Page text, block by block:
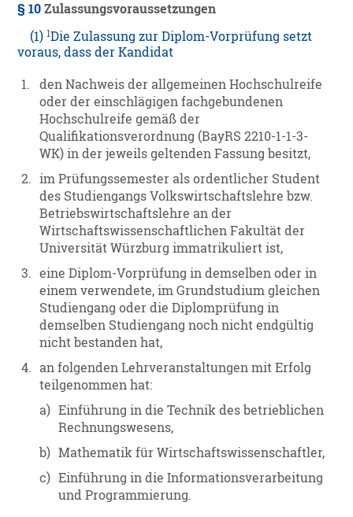
§ 10 Zulassungsvoraussetzungen
(1)1Die Zulassung zur Diplom-Vorprüfung setzt
voraus, dass der Kandidat
1.
den Nachweis der allgemeinen Hochschulreife
oder der einschlägigen fachgebundenen
Hochschulreife gemäß der
Qualifikationsverordnung (BayRS 2210-1-1-3-
WK) in der jeweils geltenden Fassung besitzt,
2. im Prüfungssemester als ordentlicher Student
des Studiengangs Volkswirtschaftslehre bzw.
Betriebswirtschaftslehre an der
Wirtschaftswissenschaftlichen Fakultät der
Universität Würzburg immatrikuliert ist,
3. eine Diplom-Vorprüfung in demselben oder in
einem verwendete, im Grundstudium gleichen
Studiengang oder die Diplomprüfung in
demselben Studiengang noch nicht endgültig
nicht bestanden hat,
4. an folgenden Lehrveranstaltungen mit Erfolg
teilgenommen hat:
a) Einführung in die Technik des betrieblichen
Rechnungswesens,
b) Mathematik für Wirtschaftswissenschaftler,
c) Einführung in die Informationsverarbeitung
und Programmierung.